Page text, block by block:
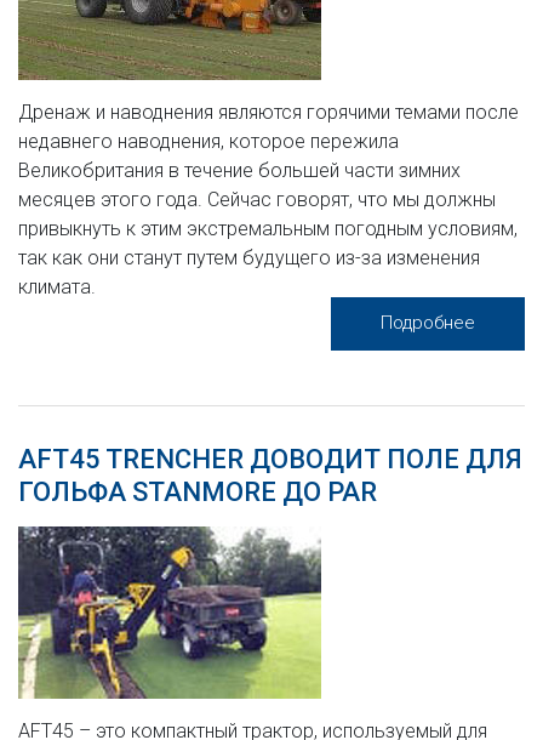
Дренаж и наводнения являются горячими темами после
недавнего наводнения, которое пережила
Великобритания в течение большей части зимних
месяцев этого года. Сейчас говорят, что мы должны
привыкнуть к этим экстремальным погодным условиям,
так как они станут путем будущего из-за изменения
климата.
Подробнее
AFT45 TRENCHER ДОВОДИТ ПОЛЕ ДЛЯ
ГОЛЬФА STANMORE ДО PAR
AFT45 – это компактный трактор, используемый для